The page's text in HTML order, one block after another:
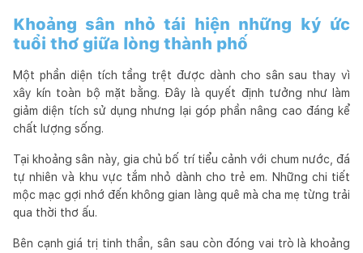
Khoảng sân nhỏ tái hiện những ký ức
tuổi thơ giữa lòng thành phố
Một phần diện tích tầng trệt được dành cho sân sau thay vì
xây kín toàn bộ mặt bằng. Đây là quyết định tưởng như làm
giảm diện tích sử dụng nhưng lại góp phần nâng cao đáng kể
chất lượng sống.
Tại khoảng sân này, gia chủ bố trí tiểu cảnh với chum nước, đá
tự nhiên và khu vực tắm nhỏ dành cho trẻ em. Những chi tiết
mộc mạc gợi nhớ đến không gian làng quê mà cha mẹ từng trải
qua thời thơ ấu.
Bên cạnh giá trị tinh thần, sân sau còn đóng vai trò là khoảng